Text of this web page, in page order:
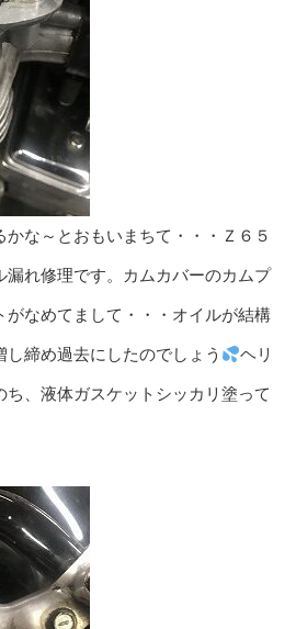
な～とおもいまちて・・・Ｚ６５
漏れ修理です。カムカバーのカムプ
がなめてまして・・・オイルが結構
締め過去にしたのでしょう ヘリ
、液体ガスケットシッカリ塗って